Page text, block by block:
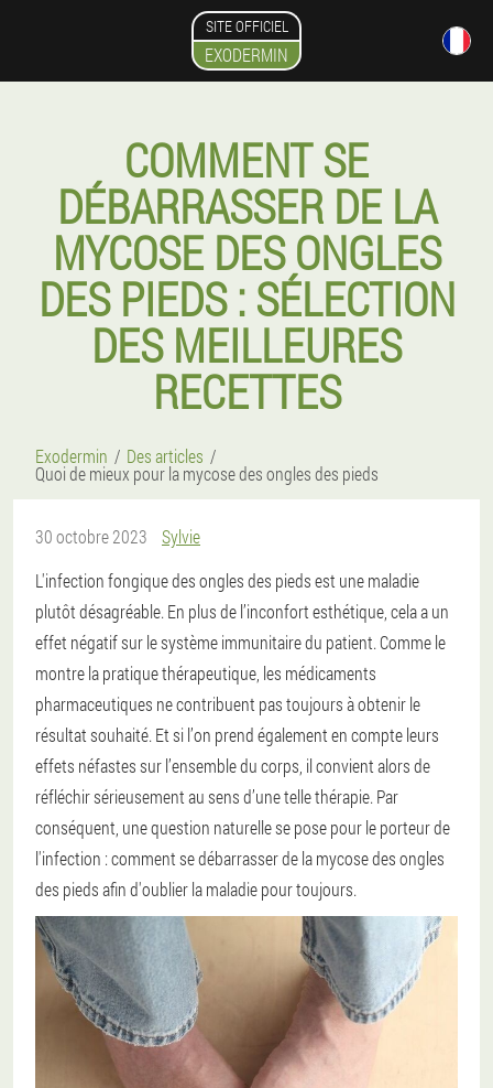
SITE OFFICIEL
EXODERMIN
COMMENT SE
DÉBARRASSER DE LA
MYCOSE DES ONGLES
DES PIEDS : SÉLECTION
DES MEILLEURES
RECETTES
Exodermin Des articles
Quoi de mieux pour la mycose des ongles des pieds
30 octobre 2023
Sylvie
L'infection fongique des ongles des pieds est une maladie
plutôt désagréable. En plus de l’inconfort esthétique, cela a un
effet négatif sur le système immunitaire du patient. Comme le
montre la pratique thérapeutique, les médicaments
pharmaceutiques ne contribuent pas toujours à obtenir le
résultat souhaité. Et si l’on prend également en compte leurs
effets néfastes sur l’ensemble du corps, il convient alors de
réfléchir sérieusement au sens d’une telle thérapie. Par
conséquent, une question naturelle se pose pour le porteur de
l'infection : comment se débarrasser de la mycose des ongles
des pieds afin d'oublier la maladie pour toujours.